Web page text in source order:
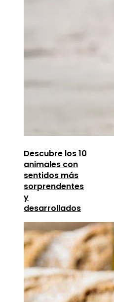
Descubre los 10
animales con
sentidos más
sorprendentes
y
desarrollados